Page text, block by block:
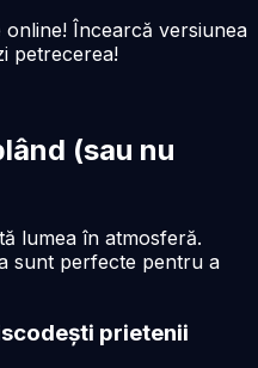
Încearcă versiunea
petrecerea!
(sau nu
lumea în atmosferă.
sunt perfecte pentru a
prietenii